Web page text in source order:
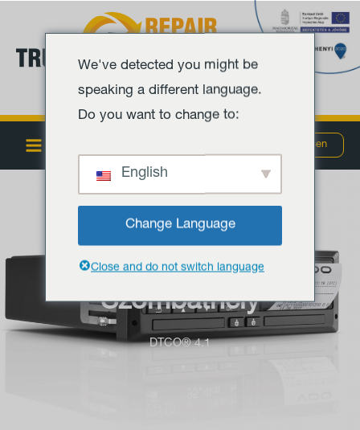
tartalomra
Menu
Debrecen
Tachográf szerviz
Szombathely
DTCO® 4.1
We've detected you might be
speaking a different language.
Do you want to change to:
English
Change Language
Close and do not switch language